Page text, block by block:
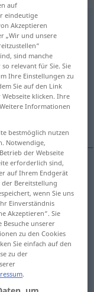
antippen)
auf
eindeutige
Akzeptieren
„Wir und unsere
sind manche
relevant für Sie. Sie
Ihre Einstellungen zu
Sie auf den Link
klicken. Ihre
Informationen
bestmöglich nutzen
Notwendige,
der Webseite
erforderlich sind,
auf Ihrem Endgerät
Bereitstellung
wenn Sie uns
Einverständnis
Akzeptieren“. Sie
unserer
zu den Cookies
Sie einfach auf den
zu der
.